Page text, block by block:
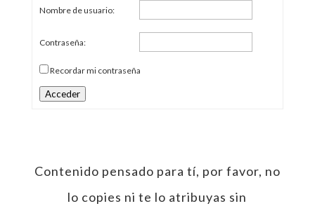
Nombre de usuario:
Contraseña:
Recordar mi contraseña
Acceder
Contenido pensado para tí, por favor, no
lo copies ni te lo atribuyas sin